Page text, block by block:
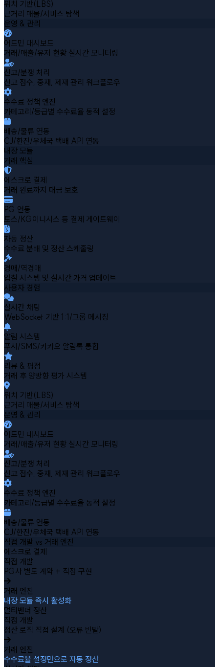
위치 기반(LBS)
근거리 매물/서비스 탐색
운영 & 관리
어드민 대시보드
거래/매출/유저 현황 실시간 모니터링
신고/분쟁 처리
신고 접수, 중재, 제재 관리 워크플로우
수수료 정책 엔진
카테고리/등급별 수수료율 동적 설정
배송/물류 연동
CJ/한진/우체국 택배 API 연동
내장 모듈
거래 핵심
에스크로 결제
거래 완료까지 대금 보호
PG 연동
토스/KG이니시스 등 결제 게이트웨이
자동 정산
수수료 분배 및 정산 스케줄링
경매/역경매
입찰 시스템 및 실시간 가격 업데이트
사용자 경험
실시간 채팅
WebSocket 기반 1:1/그룹 메시징
알림 시스템
푸시/SMS/카카오 알림톡 통합
리뷰 & 평점
거래 후 양방향 평가 시스템
위치 기반(LBS)
근거리 매물/서비스 탐색
운영 & 관리
어드민 대시보드
거래/매출/유저 현황 실시간 모니터링
신고/분쟁 처리
신고 접수, 중재, 제재 관리 워크플로우
수수료 정책 엔진
카테고리/등급별 수수료율 동적 설정
배송/물류 연동
CJ/한진/우체국 택배 API 연동
직접 개발 vs 거래 엔진
에스크로 결제
직접 개발
PG사 별도 계약 + 직접 구현
거래 엔진
내장 모듈 즉시 활성화
멀티벤더 정산
직접 개발
정산 로직 직접 설계 (오류 빈발)
거래 엔진
수수료율 설정만으로 자동 정산